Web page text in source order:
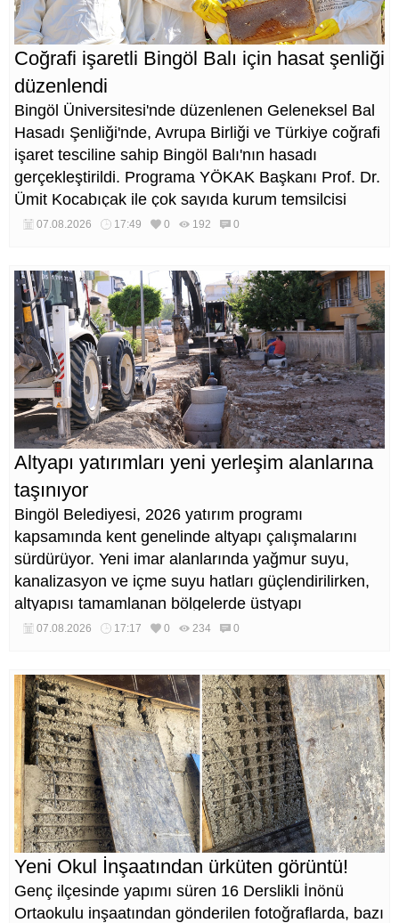
Coğrafi işaretli Bingöl Balı için hasat şenliği
düzenlendi
Bingöl Üniversitesi'nde düzenlenen Geleneksel Bal
Hasadı Şenliği'nde, Avrupa Birliği ve Türkiye coğrafi
işaret tesciline sahip Bingöl Balı'nın hasadı
gerçekleştirildi. Programa YÖKAK Başkanı Prof. Dr.
Ümit Kocabıçak ile çok sayıda kurum temsilcisi
katıldı.
07.08.2026 17:49 0 192 0
Altyapı yatırımları yeni yerleşim alanlarına
taşınıyor
Bingöl Belediyesi, 2026 yatırım programı
kapsamında kent genelinde altyapı çalışmalarını
sürdürüyor. Yeni imar alanlarında yağmur suyu,
kanalizasyon ve içme suyu hatları güçlendirilirken,
altyapısı tamamlanan bölgelerde üstyapı
düzenlemeleri de eş zamanlı yürütülüyor.
07.08.2026 17:17 0 234 0
Yeni Okul İnşaatından ürküten görüntü!
Genç ilçesinde yapımı süren 16 Derslikli İnönü
Ortaokulu inşaatından gönderilen fotoğraflarda, bazı